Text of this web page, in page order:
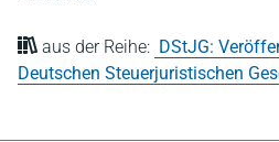
aus der Reihe: DStJG:
Deutschen Steuerjuristischen